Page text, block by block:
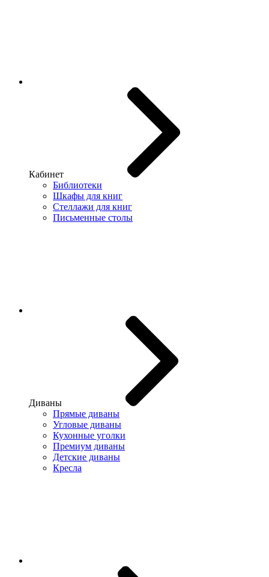
Кабинет
Библиотеки
Шкафы для книг
Стеллажи для книг
Письменные столы
Диваны
Прямые диваны
Угловые диваны
Кухонные уголки
Премиум диваны
Детские диваны
Кресла